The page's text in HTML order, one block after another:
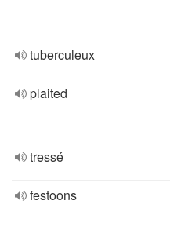
tuberculeux
plaited
tressé
festoons